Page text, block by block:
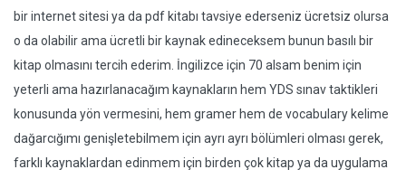
bir internet sitesi ya da pdf kitabı tavsiye ederseniz ücretsiz olursa
o da olabilir ama ücretli bir kaynak edineceksem bunun basılı bir
kitap olmasını tercih ederim. İngilizce için 70 alsam benim için
yeterli ama hazırlanacağım kaynakların hem YDS sınav taktikleri
konusunda yön vermesini, hem gramer hem de vocabulary kelime
dağarcığımı genişletebilmem için ayrı ayrı bölümleri olması gerek,
farklı kaynaklardan edinmem için birden çok kitap ya da uygulama